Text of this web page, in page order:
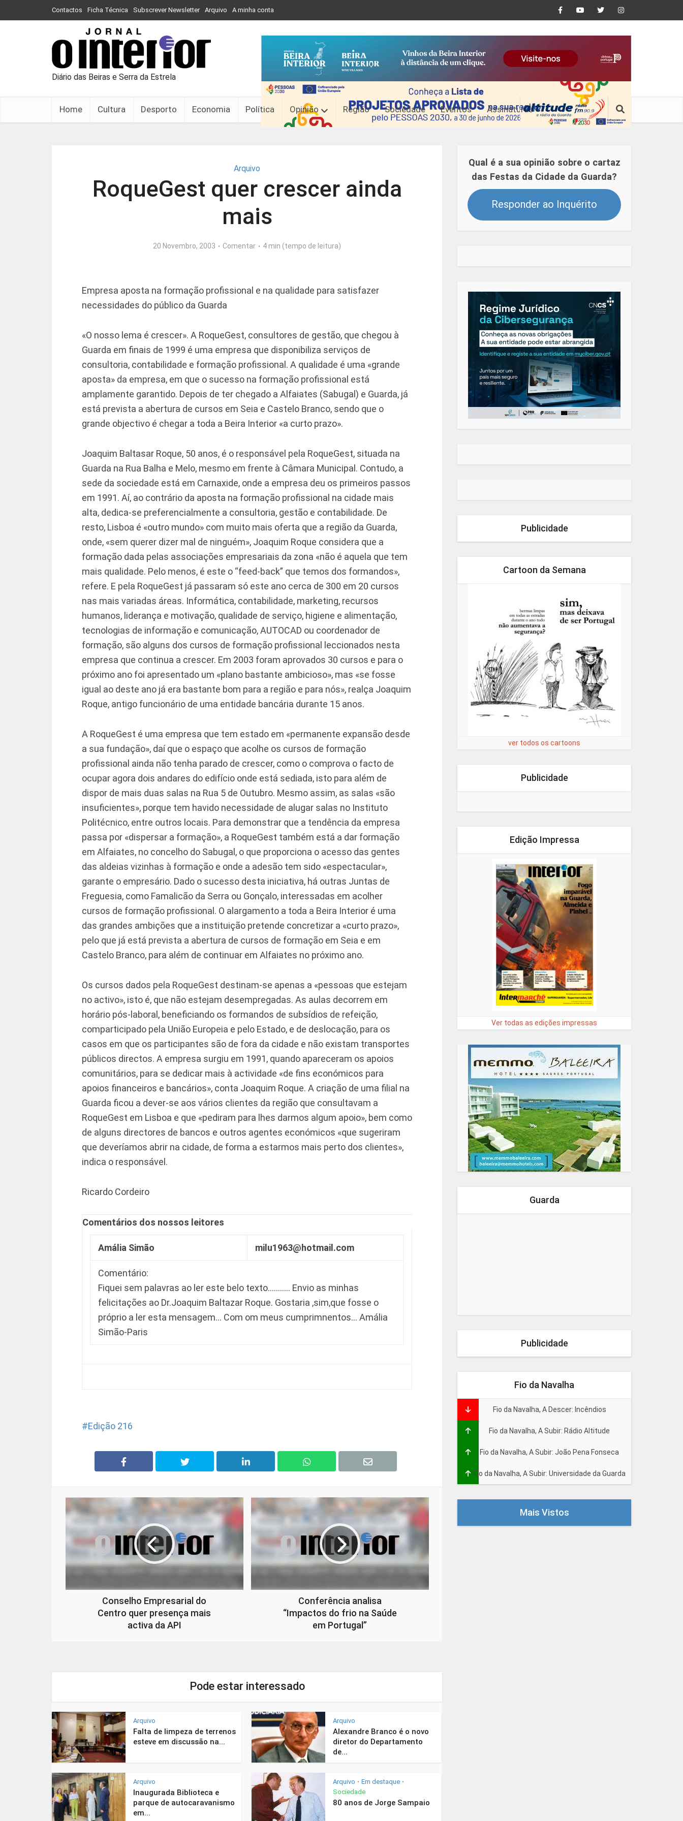
Contactos Ficha Técnica Subscrever Newsletter Arquivo A minha conta
Diário das Beiras e Serra da Estrela
Home Cultura Desporto Economia Política Opinião Região Sociedade Eventos Assinaturas
Arquivo
RoqueGest quer crescer ainda
mais
20 Novembro, 2003 Comentar 4 min (tempo de leitura)
Empresa aposta na formação profissional e na qualidade para satisfazer
necessidades do público da Guarda
«O nosso lema é crescer». A RoqueGest, consultores de gestão, que chegou à
Guarda em finais de 1999 é uma empresa que disponibiliza serviços de
consultoria, contabilidade e formação profissional. A qualidade é uma «grande
aposta» da empresa, em que o sucesso na formação profissional está
amplamente garantido. Depois de ter chegado a Alfaiates (Sabugal) e Guarda, já
está prevista a abertura de cursos em Seia e Castelo Branco, sendo que o
grande objectivo é chegar a toda a Beira Interior «a curto prazo».
Joaquim Baltasar Roque, 50 anos, é o responsável pela RoqueGest, situada na
Guarda na Rua Balha e Melo, mesmo em frente à Câmara Municipal. Contudo, a
sede da sociedade está em Carnaxide, onde a empresa deu os primeiros passos
em 1991. Aí, ao contrário da aposta na formação profissional na cidade mais
alta, dedica-se preferencialmente a consultoria, gestão e contabilidade. De
resto, Lisboa é «outro mundo» com muito mais oferta que a região da Guarda,
onde, «sem querer dizer mal de ninguém», Joaquim Roque considera que a
formação dada pelas associações empresariais da zona «não é aquela que tem
mais qualidade. Pelo menos, é este o “feed-back” que temos dos formandos»,
refere. E pela RoqueGest já passaram só este ano cerca de 300 em 20 cursos
nas mais variadas áreas. Informática, contabilidade, marketing, recursos
humanos, liderança e motivação, qualidade de serviço, higiene e alimentação,
tecnologias de informação e comunicação, AUTOCAD ou coordenador de
formação, são alguns dos cursos de formação profissional leccionados nesta
empresa que continua a crescer. Em 2003 foram aprovados 30 cursos e para o
próximo ano foi apresentado um «plano bastante ambicioso», mas «se fosse
igual ao deste ano já era bastante bom para a região e para nós», realça Joaquim
Roque, antigo funcionário de uma entidade bancária durante 15 anos.
A RoqueGest é uma empresa que tem estado em «permanente expansão desde
a sua fundação», daí que o espaço que acolhe os cursos de formação
profissional ainda não tenha parado de crescer, como o comprova o facto de
ocupar agora dois andares do edifício onde está sediada, isto para além de
dispor de mais duas salas na Rua 5 de Outubro. Mesmo assim, as salas «são
insuficientes», porque tem havido necessidade de alugar salas no Instituto
Politécnico, entre outros locais. Para demonstrar que a tendência da empresa
passa por «dispersar a formação», a RoqueGest também está a dar formação
em Alfaiates, no concelho do Sabugal, o que proporciona o acesso das gentes
das aldeias vizinhas à formação e onde a adesão tem sido «espectacular»,
garante o empresário. Dado o sucesso desta iniciativa, há outras Juntas de
Freguesia, como Famalicão da Serra ou Gonçalo, interessadas em acolher
cursos de formação profissional. O alargamento a toda a Beira Interior é uma
das grandes ambições que a instituição pretende concretizar a «curto prazo»,
pelo que já está prevista a abertura de cursos de formação em Seia e em
Castelo Branco, para além de continuar em Alfaiates no próximo ano.
Os cursos dados pela RoqueGest destinam-se apenas a «pessoas que estejam
no activo», isto é, que não estejam desempregadas. As aulas decorrem em
horário pós-laboral, beneficiando os formandos de subsídios de refeição,
comparticipado pela União Europeia e pelo Estado, e de deslocação, para os
casos em que os participantes são de fora da cidade e não existam transportes
públicos directos. A empresa surgiu em 1991, quando apareceram os apoios
comunitários, para se dedicar mais à actividade «de fins económicos para
apoios financeiros e bancários», conta Joaquim Roque. A criação de uma filial na
Guarda ficou a dever-se aos vários clientes da região que consultavam a
RoqueGest em Lisboa e que «pediram para lhes darmos algum apoio», bem como
de alguns directores de bancos e outros agentes económicos «que sugeriram
que deveríamos abrir na cidade, de forma a estarmos mais perto dos clientes»,
indica o responsável.
Ricardo Cordeiro
Comentários dos nossos leitores
Amália Simão milu1963@hotmail.com
Comentário:
Fiquei sem palavras ao ler este belo texto……….. Envio as minhas
felicitações ao Dr.Joaquim Baltazar Roque. Gostaria ,sim,que fosse o
próprio a ler esta mensagem… Com om meus cumprimnentos… Amália
Simão-Paris
Edição 216
Conselho Empresarial do
Centro quer presença mais
activa da API
Conferência analisa
“Impactos do frio na Saúde
em Portugal”
Pode estar interessado
Arquivo
Falta de limpeza de terrenos
esteve em discussão na...
Arquivo
Alexandre Branco é o novo
diretor do Departamento
de...
Arquivo
Inaugurada Biblioteca e
parque de autocaravanismo
em...
Arquivo • Em destaque •
Sociedade
80 anos de Jorge Sampaio
Qual é a sua opinião sobre o cartaz
das Festas da Cidade da Guarda?
Responder ao Inquérito
Publicidade
Cartoon da Semana
ver todos os cartoons
Publicidade
Edição Impressa
Ver todas as edições impressas
Guarda
Publicidade
Fio da Navalha
Fio da Navalha, A Descer: Incêndios
Fio da Navalha, A Subir: Rádio Altitude
Fio da Navalha, A Subir: João Pena Fonseca
Fio da Navalha, A Subir: Universidade da Guarda
Mais Vistos